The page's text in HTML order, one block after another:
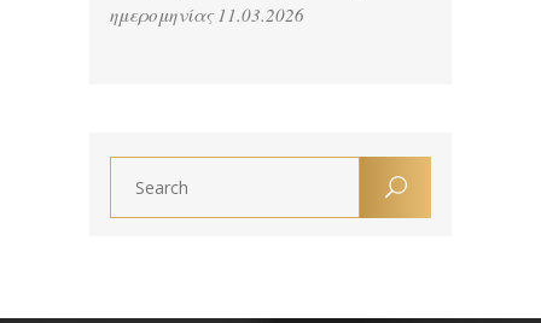
ημερομηνίας 11.03.2026